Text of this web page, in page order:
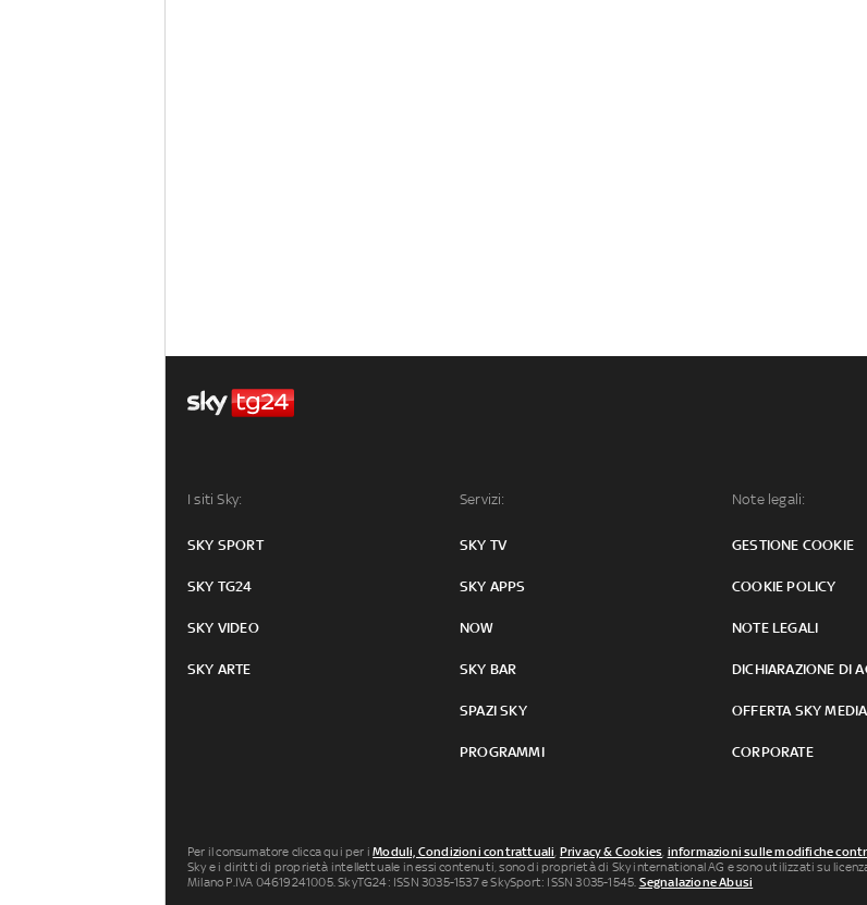
I siti Sky:
SKY SPORT
SKY TG24
SKY VIDEO
SKY ARTE
Servizi:
SKY TV
SKY APPS
NOW
SKY BAR
SPAZI SKY
PROGRAMMI
Note legali:
GESTIONE COOKIE
COOKIE POLICY
NOTE LEGALI
DICHIARAZIONE DI
OFFERTA SKY MEDIA
CORPORATE
Per il consumatore clicca qui per iModuli, Condizioni contrattuali, Privacy & Cookies, informazioni sulle modifiche
Sky e i diritti di proprietà intellettuale in essi contenuti, sono di proprietà di Sky international AG e sono utilizzati su
Milano P.IVA 04619241005. SkyTG24: ISSN 3035-1537 e SkySport: ISSN 3035-1545. Segnalazione Abusi